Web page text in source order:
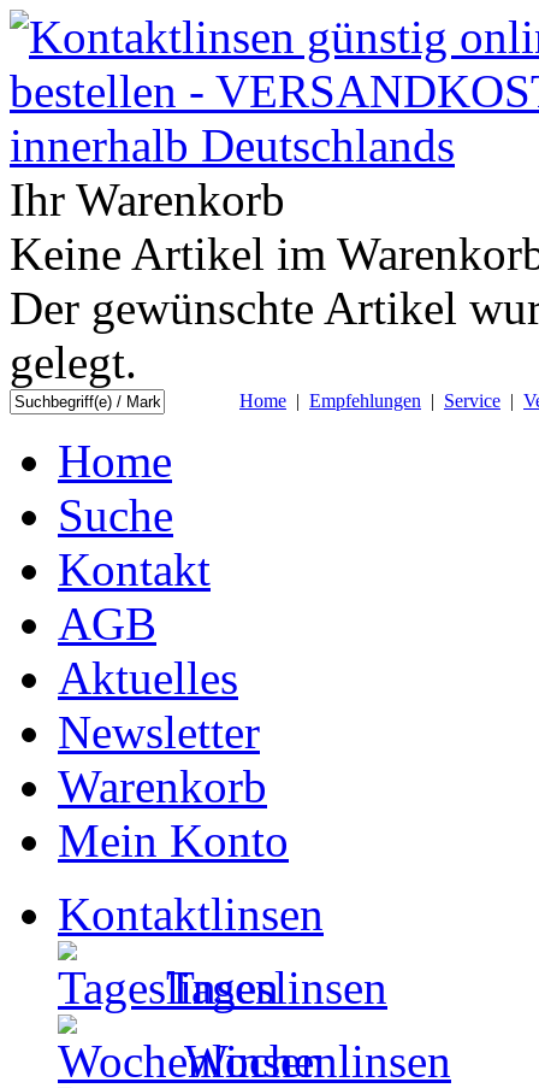
Ihr Warenkorb
Keine Artikel im
Der gewünschte Artikel
gelegt.
Home | Empfehlungen | Service |
Home
Suche
Kontakt
AGB
Aktuelles
Newsletter
Warenkorb
Mein Konto
Kontaktlinsen
Tageslinsen
Wochenlinsen